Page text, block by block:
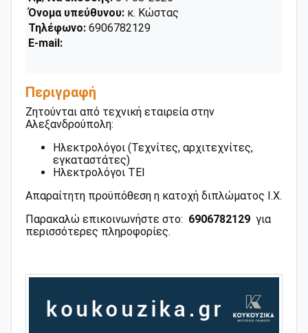
Όνομα υπεύθυνου: κ. Κώστας
Τηλέφωνο: 6906782129
E-mail:
Περιγραφή
Ζητούνται από τεχνική εταιρεία στην
Αλεξανδρούπολη:
Ηλεκτρολόγοι (Τεχνίτες, αρχιτεχνίτες,
εγκαταστάτες)
Ηλεκτρολόγοι ΤΕΙ
Απαραίτητη προϋπόθεση η κατοχή διπλώματος Ι.Χ.
Παρακαλώ επικοινωνήστε στο: 6906782129 για
περισσότερες πληροφορίες.